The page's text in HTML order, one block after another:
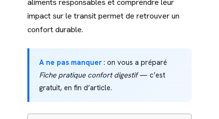
aliments responsables et comprendre leur
impact sur le transit permet de retrouver un
confort durable.
A ne pas manquer : on vous a préparé
Fiche pratique confort digestif— c’est
gratuit, en fin d’article.